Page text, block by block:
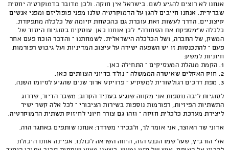
אנחנו לא רוצים להגיע לשם. בישראל אין חוקה. ולכן מדובר בדמוקרטיה יחסית
שברירית. אנחנו חייבים להגן על הדמוקרטיה שלנו מפני פופוליזם ומפני אנשים
קיצוניים. הדרך לעשות זאת עוברת גם בהבטחת קיומה של כלכלה מתפקדת.
כלכלה ש"מספקת את הסחורה". לכן אנחנו כאן. עוסקים בסוגיות היסוד של
המשק, של החברה, ושל הכלכלה הישראלית. לשמחתנו – והדבר הוכח פעם אחר
פעם – להתכנסות זו יש השפעה ישירה על עיצוב המדיניות ועל גיבוש רפורמות
חיוניות למשק:
1. הקמת מנהלת המעסיקים – התחילה כאן.
2. חוק האקלים שאישרה הממשלה – נולד בדיוני הצוותים כאן.
3. מפת דרכים רגולטורית למשקיע – פרויקט ארוך שנים שהגיע לסיומו השנה.
לסוגיות ליבה נוספות אני מקווה שנגיע בעתיד הקרוב: משבר הדיור, שדרוג
התשתיות הפיזיות, רפורמות נוספות בשירות הציבורי – לכל אלה קשר ישיר
ליצירת מערכת כלכלית חזקה – וזהו גם צורך חיוני לחיזוק תשתית הדמוקרטיה.
אדוני שר האוצר, אני אומר לך, ולבכירי משרדך: אנחנו שותפים באתגר הזה.
אלי הורביץ, שעל שמו הכנס הזה, היווה השראה לכולנו. אפיינה אותו היכולת